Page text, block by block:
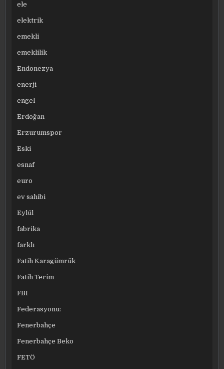
ele
elektrik
emekli
emeklilik
Endonezya
enerji
engel
Erdoğan
Erzurumspor
Eski
esnaf
euro
ev sahibi
Eylül
fabrika
farklı
Fatih Karagümrük
Fatih Terim
FBI
Federasyonu:
Fenerbahçe
Fenerbahçe Beko
FETÖ